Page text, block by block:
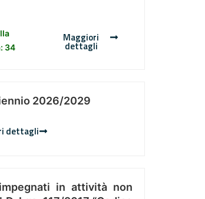
34
Maggiori
dettagli
2026/2029
dettagli
in attività non